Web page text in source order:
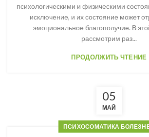
психологическими и физическими
исключение, и их состояние может
эмоциональное благополучие. В
рассмотрим раз...
ПРОДОЛЖИТЬ ЧТЕНИЕ
05
МАЙ
ПСИХОСОМАТИКА